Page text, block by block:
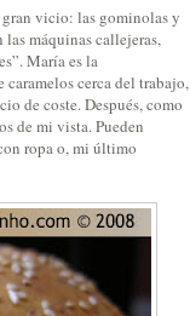
vicio: las gominolas y
las máquinas callejeras,
María es la
cerca del trabajo,
de coste. Después, como
de mi vista. Pueden
ropa o, mi último